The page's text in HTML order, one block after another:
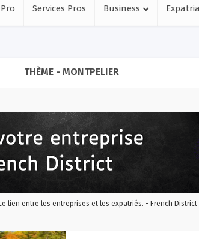
Services Pros Business
THÈME - MONTPELIER
lien entre les entreprises et les expatriés. - French District